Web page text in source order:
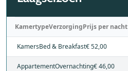
KamertypeVerzorgingPrijs per nacht
KamersBed & Breakfast€ 52,00
AppartementOvernachting€ 46,00